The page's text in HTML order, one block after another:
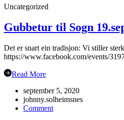
Uncategorized
Gubbetur til Sogn
Det er snart ein tradisjon: Vi stiller
https://www.facebook.com/events/
Read More
september 5, 2020
johnny.solheimsnes
Commenton